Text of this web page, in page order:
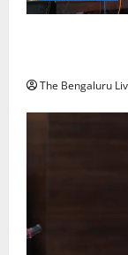
The Bengaluru